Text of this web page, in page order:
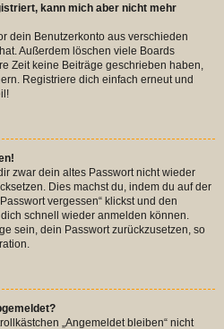
kann mich aber nicht mehr
dein Benutzerkonto aus verschieden
Außerdem löschen viele Boards
Zeit keine Beiträge geschrieben haben,
Registriere dich einfach erneut und
zwar dein altes Passwort nicht wieder
Dies machst du, indem du auf der
vergessen“ klickst und den
schnell wieder anmelden können.
sein, dein Passwort zurückzusetzen, so
„Angemeldet bleiben“ nicht